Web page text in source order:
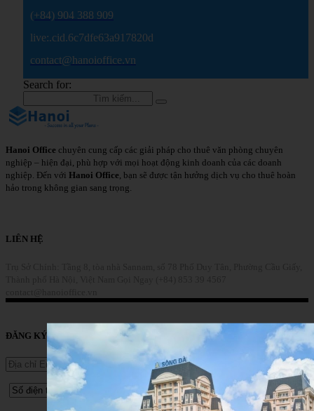
(+84) 904 388 909
live:.cid.6c7dfe63a917820d
contact@hanoioffice.vn
Search for:
Hanoi Office chuyên cung cấp các giải pháp cho thuê văn phòng chuyên
nghiệp – hiện đại, phù hợp với mọi hoạt động kinh doanh của các doanh
nghiệp. Đến với Hanoi Office, bạn sẽ được tận hưởng dịch vụ cho thuê hoàn
hảo trong không gian sang trọng.
LIÊN HỆ
ĐĂNG KÝ TƯ VẤN DỊCH VỤ